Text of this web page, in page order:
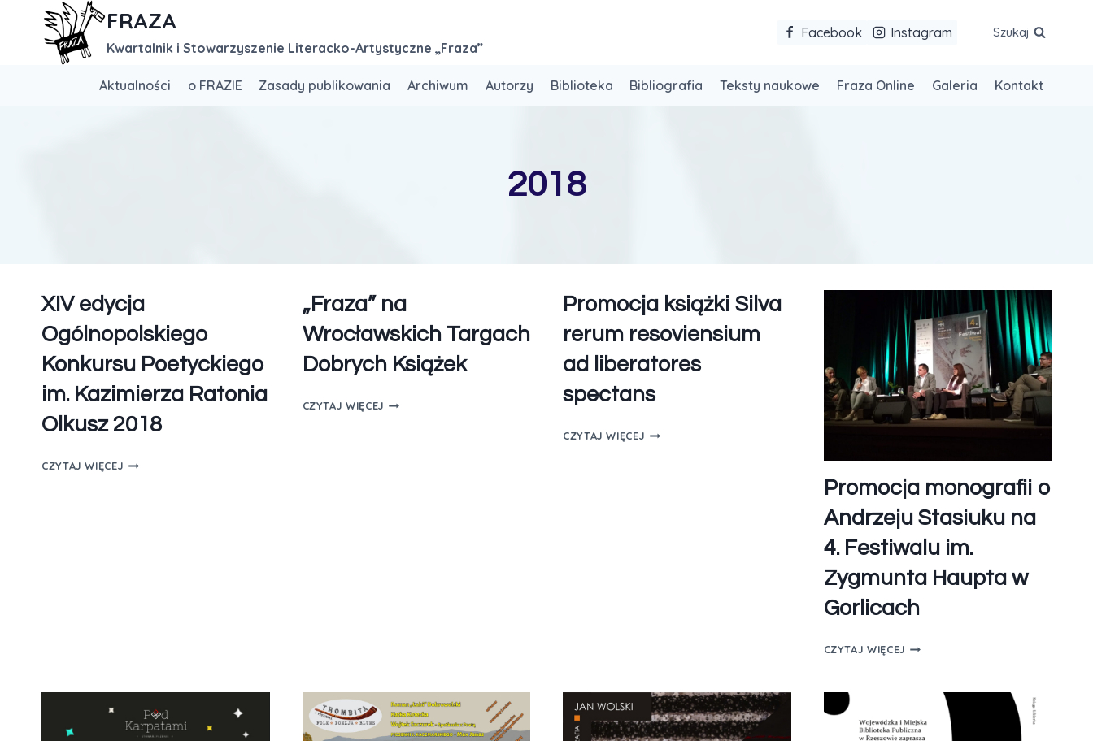
FRAZA
Kwartalnik i Stowarzyszenie Literacko-Artystyczne „Fraza”
Facebook Instagram Szukaj
Aktualności o FRAZIE Zasady publikowania Archiwum Autorzy Biblioteka Bibliografia Teksty naukowe Fraza Online Galeria Kontakt
2018
XIV edycja
Ogólnopolskiego
Konkursu Poetyckiego
im. Kazimierza Ratonia
Olkusz 2018
CZYTAJ WIĘCEJ
„Fraza” na
Wrocławskich Targach
Dobrych Książek
CZYTAJ WIĘCEJ
Promocja książki Silva
rerum resoviensium
ad liberatores
spectans
CZYTAJ WIĘCEJ
Promocja monografii o
Andrzeju Stasiuku na
4. Festiwalu im.
Zygmunta Haupta w
Gorlicach
CZYTAJ WIĘCEJ